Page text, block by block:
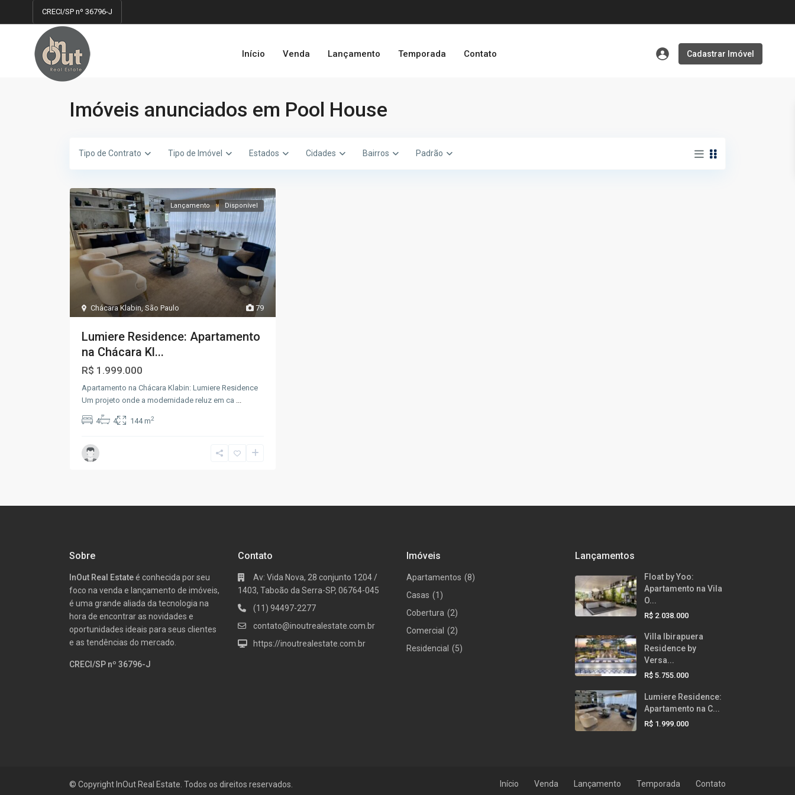
CRECI/SP nº 36796-J
Início Venda Lançamento Temporada Contato Cadastrar Imóvel
Imóveis anunciados em Pool House
Tipo de Contrato Tipo de Imóvel Estados Cidades Bairros Padrão
79
Chácara Klabin, São Paulo
Lançamento Disponível
Lumiere Residence: Apartamento
na Chácara Kl...
R$ 1.999.000
Apartamento na Chácara Klabin: Lumiere Residence
Um projeto onde a modernidade reluz em ca
4 4 144 m2
Sobre
InOut Real Estateé conhecida por seu
foco na venda e lançamento de imóveis,
é uma grande aliada da tecnologia na
hora de encontrar as novidades e
oportunidades ideais para seus clientes
e as tendências do mercado.
CRECI/SP nº 36796-J
Contato
Av: Vida Nova, 28 conjunto 1204 /
1403, Taboão da Serra-SP, 06764-045
(11) 94497-2277
contato@inoutrealestate.com.br
https://inoutrealestate.com.br
Imóveis
Apartamentos (8)
Casas (1)
Cobertura (2)
Comercial (2)
Residencial (5)
Lançamentos
Float by Yoo:
Apartamento na Vila
O...
R$ 2.038.000
Villa Ibirapuera
Residence by
Versa...
R$ 5.755.000
Lumiere Residence:
Apartamento na C...
R$ 1.999.000
© Copyright InOut Real Estate. Todos os direitos reservados. Início Venda Lançamento Temporada Contato